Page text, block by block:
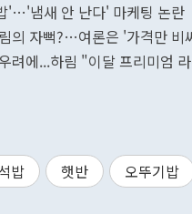
'…'냄새 안 난다' 마케팅 논란
의 자뻑?…여론은 '가격만 비
려에...하림 "이달 프리미엄
밥 햇반 오뚜기밥